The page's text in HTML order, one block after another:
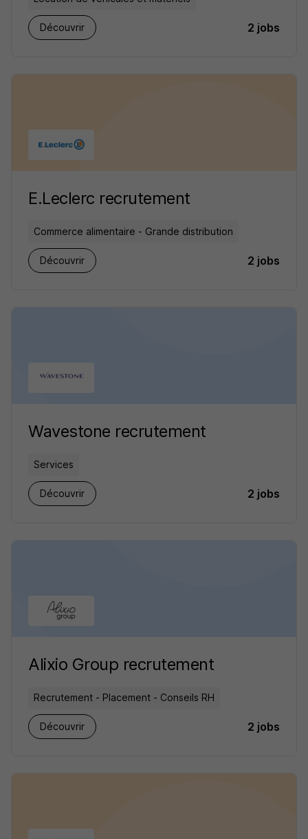
Découvrir 2 jobs
E.Leclerc recrutement
Commerce alimentaire - Grande distribution
Découvrir 2 jobs
Wavestone recrutement
Services
Découvrir 2 jobs
Alixio Group recrutement
Recrutement - Placement - Conseils RH
Découvrir 2 jobs